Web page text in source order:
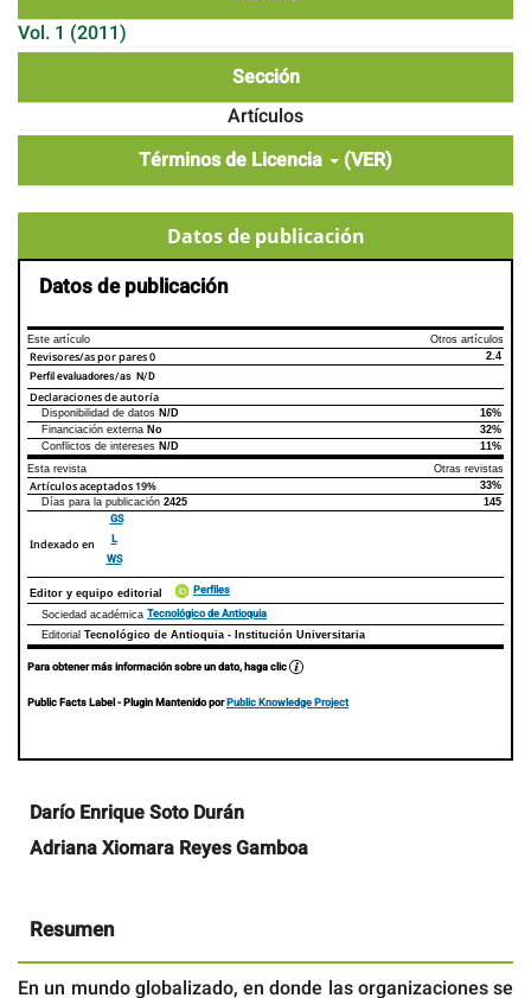
Vol. 1 (2011)
Sección
Artículos
Términos de Licencia
(VER)
Datos de publicación
Datos de publicación
Este artículo Otros artículos
Revisores/as por pares0 2.4
Perfil evaluadores/as N/D
Declaraciones de autoría
Declaraciones de autoríaEste artículo
Disponibilidad de datos N/D
16%
Financiación externa No
32%
Conflictos de intereses N/D
11%
Esta revista
Otras revistas
Artículos aceptados 19%
33%
Días para la publicación 2425 145
Indexado en
GS
L
WS
Editor y equipo editorial Perfiles
Sociedad académica Tecnológico de Antioquia
Editorial Tecnológico de Antioquia - Institución Universitaria
Para obtener más información sobre un dato, haga clic
Public Facts Label- Plugin Mantenido porPublic Knowledge Project
Contenido
del
Darío Enrique Soto Durán
Adriana Xiomara Reyes Gamboa
Resumen
En un mundo globalizado, en donde las organizaciones se